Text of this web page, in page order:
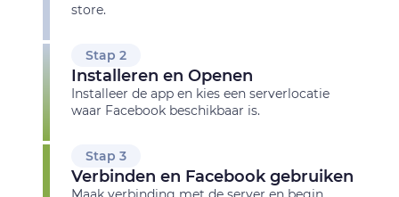
store.
Stap 2
Installeren en Openen
Installeer de app en kies een serverlocatie
waar Facebook beschikbaar is.
Stap 3
Verbinden en Facebook gebruiken